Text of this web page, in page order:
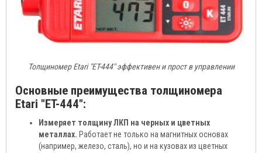
Толщиномер Etari "ET-444" эффективен и прост в управлении
Основные преимущества толщиномера
Etari "ET-444":
Измеряет толщину ЛКП на черных и цветных
металлах. Работает не только на магнитных основах
(например, железо, сталь), но и на кузовах из цветных